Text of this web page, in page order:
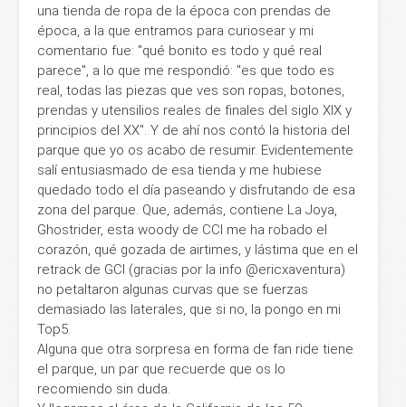
una tienda de ropa de la época con prendas de
época, a la que entramos para curiosear y mi
comentario fue: "qué bonito es todo y qué real
parece", a lo que me respondió: "es que todo es
real, todas las piezas que ves son ropas, botones,
prendas y utensilios reales de finales del siglo XIX y
principios del XX". Y de ahí nos contó la historia del
parque que yo os acabo de resumir. Evidentemente
salí entusiasmado de esa tienda y me hubiese
quedado todo el día paseando y disfrutando de esa
zona del parque. Que, además, contiene La Joya,
Ghostrider, esta woody de CCI me ha robado el
corazón, qué gozada de airtimes, y lástima que en el
retrack de GCI (gracias por la info @ericxaventura)
no petaltaron algunas curvas que se fuerzas
demasiado las laterales, que si no, la pongo en mi
Top5.
Alguna que otra sorpresa en forma de fan ride tiene
el parque, un par que recuerde que os lo
recomiendo sin duda.